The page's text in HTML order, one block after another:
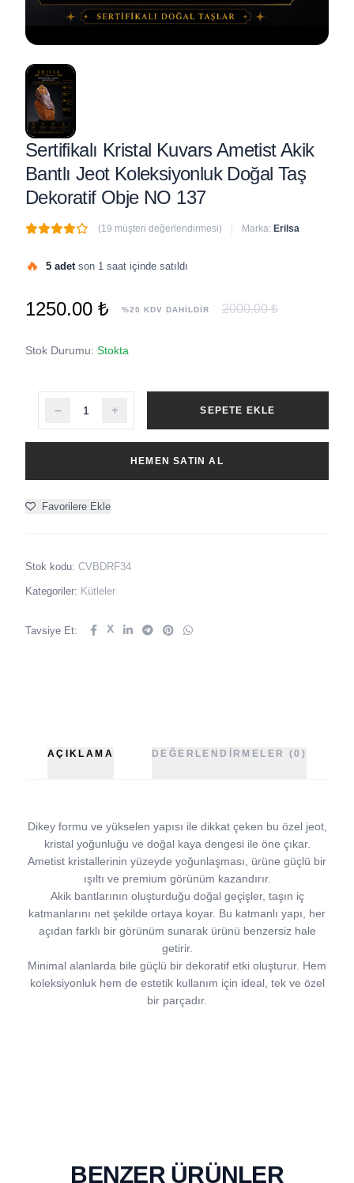
Sertifikalı Kristal Kuvars Ametist Akik
Bantlı Jeot Koleksiyonluk Doğal Taş
Dekoratif Obje NO 137
(19 müşteri değerlendirmesi) Marka: Erilsa
🔥 5 adet son 1 saat içinde satıldı
1250.00 ₺ %20 KDV DAHİLDİR 2000.00 ₺
Stok Durumu: Stokta
SEPETE EKLE
HEMEN SATIN AL
Favorilere Ekle
Stok kodu: CVBDRF34
Kategoriler: Kütleler
Tavsiye Et: X
AÇIKLAMA DEĞERLENDIRMELER (0)
Dikey formu ve yükselen yapısı ile dikkat çeken bu özel jeot,
kristal yoğunluğu ve doğal kaya dengesi ile öne çıkar.
Ametist kristallerinin yüzeyde yoğunlaşması, ürüne güçlü bir
ışıltı ve premium görünüm kazandırır.
Akik bantlarının oluşturduğu doğal geçişler, taşın iç
katmanlarını net şekilde ortaya koyar. Bu katmanlı yapı, her
açıdan farklı bir görünüm sunarak ürünü benzersiz hale
getirir.
Minimal alanlarda bile güçlü bir dekoratif etki oluşturur. Hem
koleksiyonluk hem de estetik kullanım için ideal, tek ve özel
bir parçadır.
BENZER ÜRÜNLER